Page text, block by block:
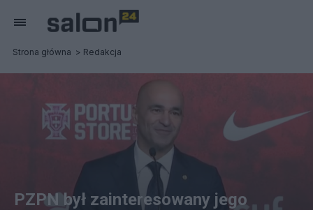
Strona główna Redakcja
PZPN był zainteresowany jego